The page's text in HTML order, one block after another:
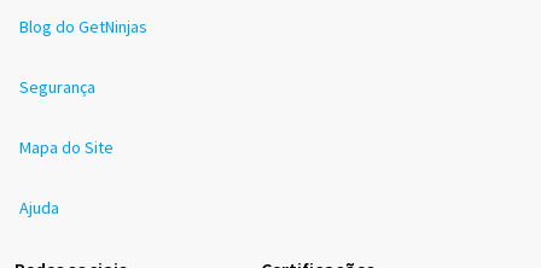
Blog do GetNinjas
Segurança
Mapa do Site
Ajuda